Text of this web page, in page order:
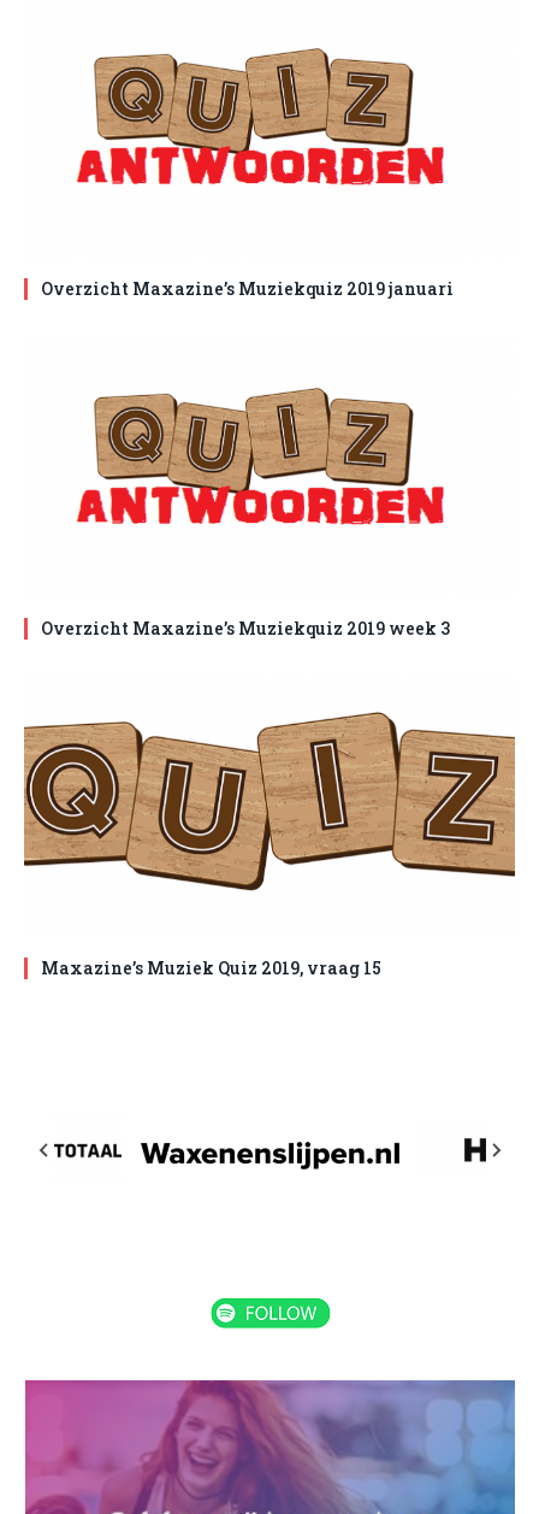
Overzicht Maxazine’s Muziekquiz 2019 januari
Overzicht Maxazine’s Muziekquiz 2019 week 3
Maxazine’s Muziek Quiz 2019, vraag 15